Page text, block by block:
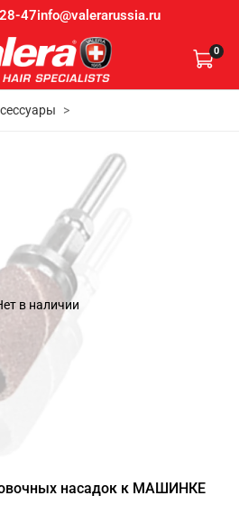
47info@valerarussia.ru
0
в наличии
насадок к МАШИНКЕ